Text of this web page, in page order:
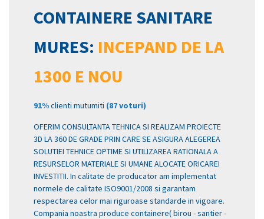
CONTAINERE SANITARE
MURES: INCEPAND DE LA
1300 E NOU
91%clienti mutumiti (87 voturi)
OFERIM CONSULTANTA TEHNICA SI REALIZAM PROIECTE
3D LA 360 DE GRADE PRIN CARE SE ASIGURA ALEGEREA
SOLUTIEI TEHNICE OPTIME SI UTILIZAREA RATIONALA A
RESURSELOR MATERIALE SI UMANE ALOCATE ORICAREI
INVESTITII. In calitate de producator am implementat
normele de calitate ISO9001/2008 si garantam
respectarea celor mai riguroase standarde in vigoare.
Compania noastra produce containere( birou - santier -